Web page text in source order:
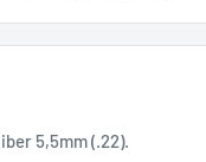
5,5mm (.22).